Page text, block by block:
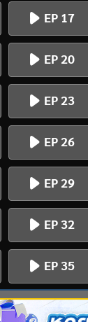
EP 17
EP 20
EP 23
EP 26
EP 29
EP 32
EP 35